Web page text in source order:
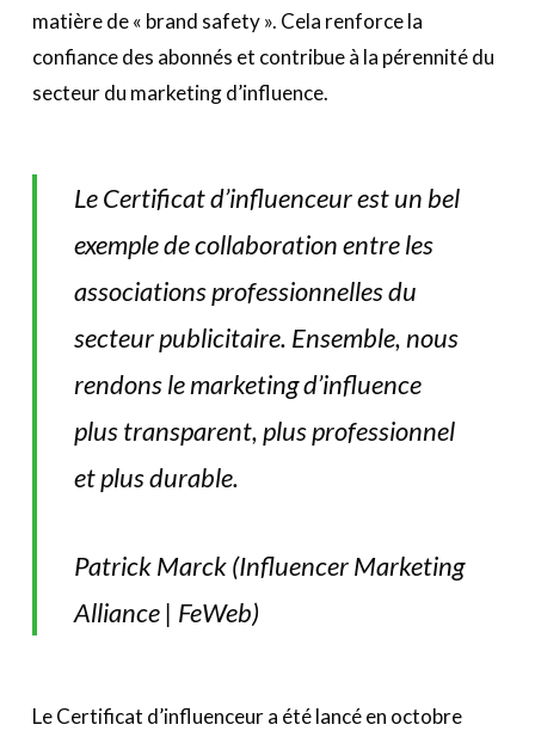
matière de « brand safety ». Cela renforce la
confiance des abonnés et contribue à la pérennité du
secteur du marketing d’influence.
Le Certificat d’influenceur est un bel
exemple de collaboration entre les
associations professionnelles du
secteur publicitaire. Ensemble, nous
rendons le marketing d’influence
plus transparent, plus professionnel
et plus durable.
Patrick Marck (Influencer Marketing
Alliance | FeWeb)
Le Certificat d’influenceur a été lancé en octobre